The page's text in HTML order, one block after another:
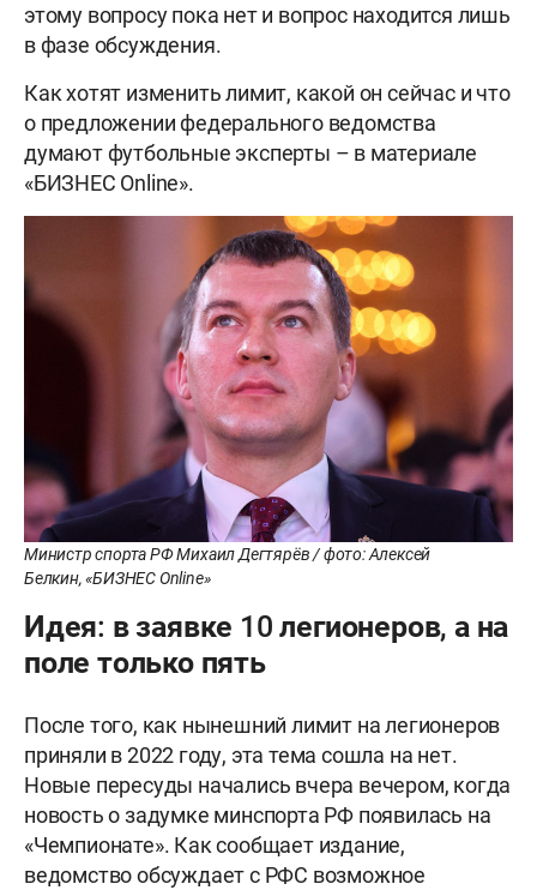
этому вопросу пока нет и вопрос находится лишь
в фазе обсуждения.
Как хотят изменить лимит, какой он сейчас и что
о предложении федерального ведомства
думают футбольные эксперты – в материале
«БИЗНЕС Online».
Министр спорта РФ Михаил Дегтярёв / фото: Алексей
Белкин, «БИЗНЕС Online»
Идея: в заявке 10 легионеров, а на
поле только пять
После того, как нынешний лимит на легионеров
приняли в 2022 году, эта тема сошла на нет.
Новые пересуды начались вчера вечером, когда
новость о задумке минспорта РФ появилась на
«Чемпионате». Как сообщает издание,
ведомство обсуждает с РФС возможное